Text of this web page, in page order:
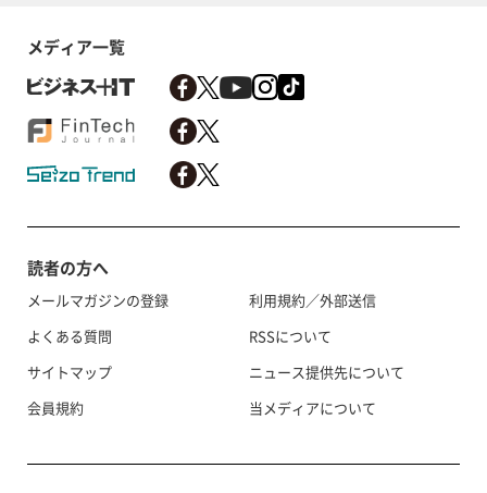
メディア一覧
読者の方へ
メールマガジンの登録
よくある質問
サイトマップ
会員規約
利用規約／外部送信
RSSについて
ニュース提供先について
当メディアについて